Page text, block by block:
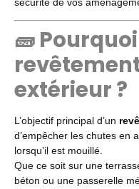
🧱
extérieur ?
L’objectif principal d’un
d’empêcher les chutes en
lorsqu’il est mouillé.
Que ce soit sur une
béton ou une passerelle